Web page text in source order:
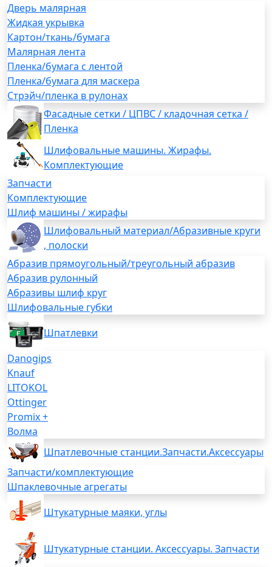
Дверь малярная
Жидкая укрывка
Картон/ткань/бумага
Малярная лента
Пленка/бумага с лентой
Пленка/бумага для маскера
Стрэйч/пленка в рулонах
Фасадные сетки / ЦПВС / кладочная сетка /
Пленка
Шлифовальные машины. Жирафы.
Комплектующие
Запчасти
Комплектующие
Шлиф машины / жирафы
Шлифовальный материал/Абразивные круги
, полоски
Абразив прямоугольный/треугольный абразив
Абразив рулонный
Абразивы шлиф круг
Шлифовальные губки
Шпатлевки
Danogips
Knauf
LITOKOL
Ottinger
Promix +
Волма
Шпатлевочные станции.Запчасти.Аксессуары
Запчасти/комплектующие
Шпаклевочные агрегаты
Штукатурные маяки, углы
Штукатурные станции. Аксессуары. Запчасти